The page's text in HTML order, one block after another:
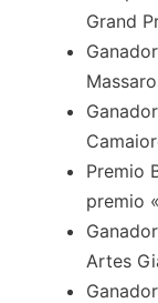
Grand
Premio
premio
Artes